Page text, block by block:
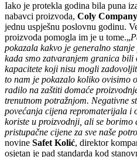
Iako je protekla godina bila puna
nabavci proizvoda, Coly Company
jednu uspješnu poslovnu godinu.
proizvoda pomogla im je u tome.„
pokazala kakvo je generalno
kada smo zatvaranjem granica
kapacitete koji nisu mogli
to nam je pokazalo koliko ovisimo
radilo na zaštiti domaće
trenutnom potražnjom. Negativne
povećanja cijena repromaterijala i
koriste u proizvodnji, ali se borimo
pristupačne cijene za sve naše
novine Safet Kolić, direktor
osjetan je pad standarda kod